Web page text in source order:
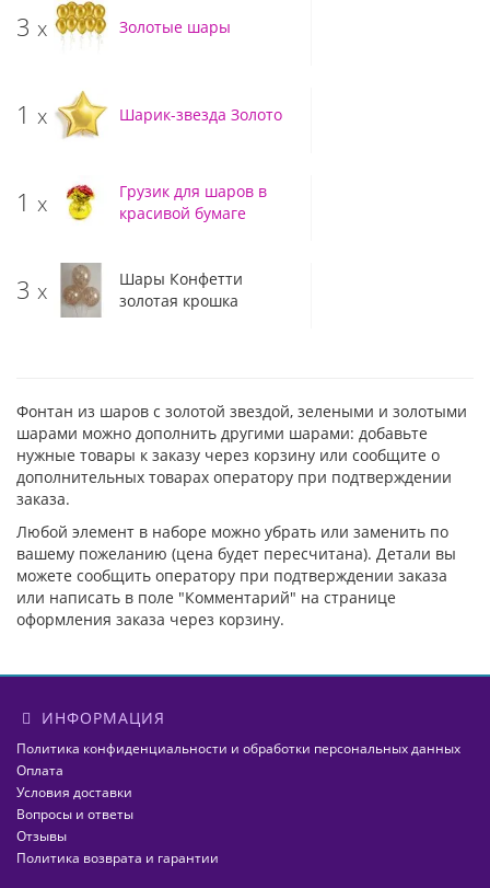
3 x Золотые шары
1 x Шарик-звезда Золото
1 x
Грузик для шаров в
красивой бумаге
3 x
Шары Конфетти
золотая крошка
Фонтан из шаров с золотой звездой, зелеными и золотыми
шарами можно дополнить другими шарами: добавьте
нужные товары к заказу через корзину или сообщите о
дополнительных товарах оператору при подтверждении
заказа.
Любой элемент в наборе можно убрать или заменить по
вашему пожеланию (цена будет пересчитана). Детали вы
можете сообщить оператору при подтверждении заказа
или написать в поле "Комментарий" на странице
оформления заказа через корзину.
ИНФОРМАЦИЯ
Политика конфиденциальности и обработки персональных данных
Оплата
Условия доставки
Вопросы и ответы
Отзывы
Политика возврата и гарантии